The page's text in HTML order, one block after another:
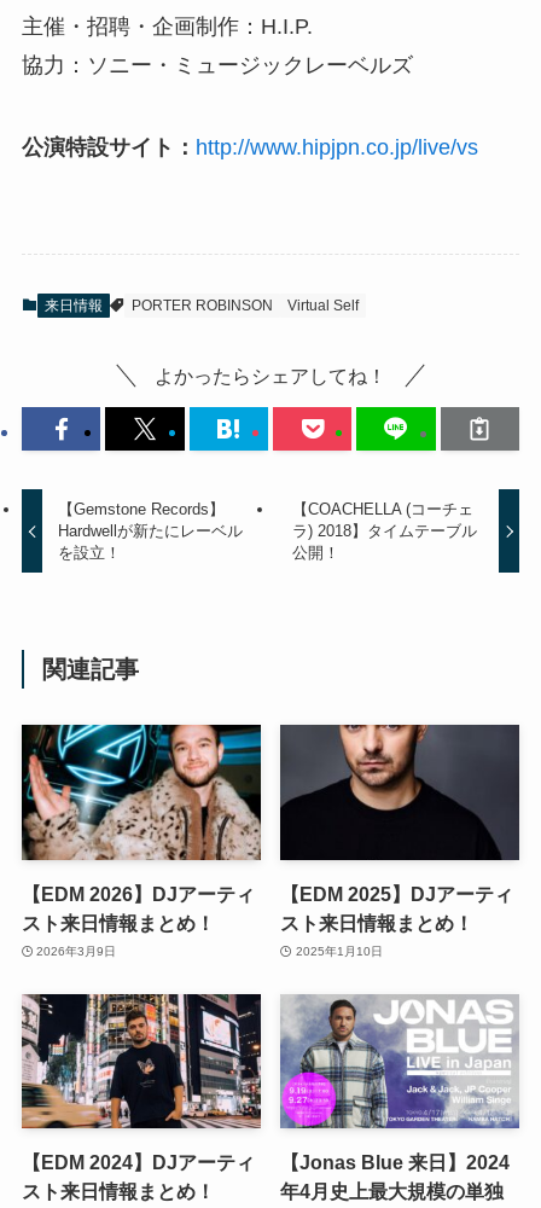
主催・招聘・企画制作：H.I.P.
協力：ソニー・ミュージックレーベルズ
公演特設サイト： http://www.hipjpn.co.jp/live/vs
来日情報 PORTER ROBINSON Virtual Self
よかったらシェアしてね！
【Gemstone Records】
Hardwellが新たにレーベル
を設立！
【COACHELLA (コーチェ
ラ) 2018】タイムテーブル
公開！
関連記事
【EDM 2026】DJアーティ
スト来日情報まとめ！
2026年3月9日
【EDM 2025】DJアーティ
スト来日情報まとめ！
2025年1月10日
【EDM 2024】DJアーティ
スト来日情報まとめ！
【Jonas Blue 来日】2024
年4月史上最大規模の単独